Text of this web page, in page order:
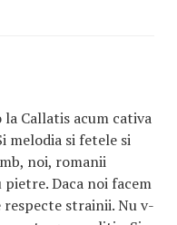
Callatis acum cativa
melodia si fetele si
noi, romanii
Daca noi facem
respecte strainii. Nu v-